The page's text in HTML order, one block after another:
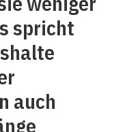
spricht
auch